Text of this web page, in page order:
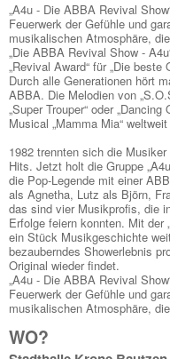
„A4u - Die ABBA Revival
Feuerwerk der Gefühle und
musikalischen Atmosphäre,
„Die ABBA Revival Show -
„Revival Award“ für „Die
Durch alle Generationen hört
ABBA. Die Melodien von
„Super Trouper“ oder
Musical „Mamma Mia“
1982 trennten sich die
Hits. Jetzt holt die Gruppe
die Pop-Legende mit einer
als Agnetha, Lutz als Björn,
das sind vier Musikprofis, die
Erfolge feiern konnten. Mit der
ein Stück Musikgeschichte
bezauberndes Showerlebnis
Original wieder findet.
„A4u - Die ABBA Revival
Feuerwerk der Gefühle und
musikalischen Atmosphäre,
WO?